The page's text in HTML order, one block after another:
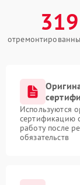
Используются
сертификацию
работу после
обязательств